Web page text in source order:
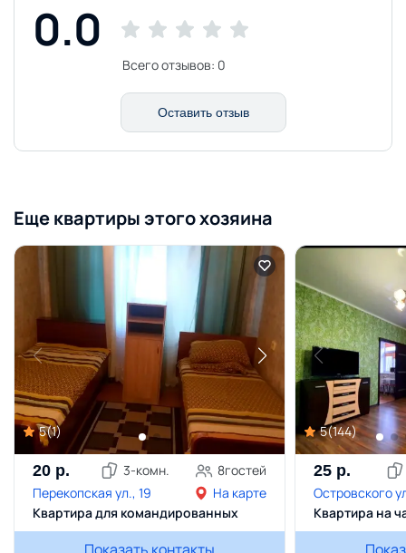
0.0
Всего отзывов: 0
Оставить отзыв
Еще квартиры этого хозяина
5(1)
20 р. 3-комн. 8гостей
Перекопская ул., 19
На карте
Квартира для командированных
5(144)
25 р.
Островского
Квартира на